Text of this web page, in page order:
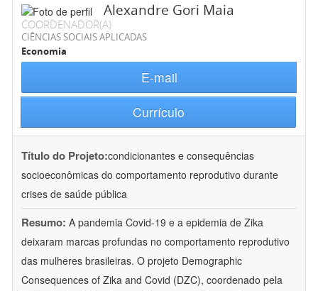
Alexandre Gori Maia
COORDENADOR(A)
CIÊNCIAS SOCIAIS APLICADAS
Economia
E-mail
Currículo
Título do Projeto:condicionantes e consequências
socioeconômicas do comportamento reprodutivo durante
crises de saúde pública
Resumo: A pandemia Covid-19 e a epidemia de Zika
deixaram marcas profundas no comportamento reprodutivo
das mulheres brasileiras. O projeto Demographic
Consequences of Zika and Covid (DZC), coordenado pela